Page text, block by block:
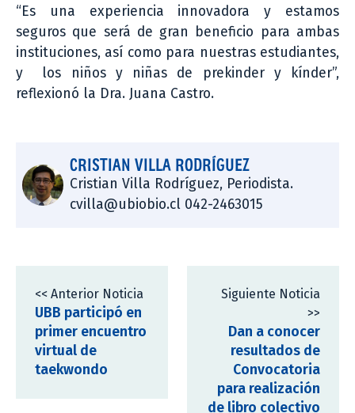
“Es una experiencia innovadora y estamos
seguros que será de gran beneficio para ambas
instituciones, así como para nuestras estudiantes,
y los niños y niñas de prekinder y kínder”,
reflexionó la Dra. Juana Castro.
CRISTIAN VILLA RODRÍGUEZ
Cristian Villa Rodríguez, Periodista.
cvilla@ubiobio.cl 042-2463015
<< Anterior Noticia
UBB participó en
primer encuentro
virtual de
taekwondo
Siguiente Noticia
>>
Dan a conocer
resultados de
Convocatoria
para realización
de libro colectivo